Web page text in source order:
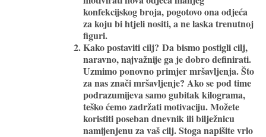
konfekcijskog broja, pogotovo ona odjeća
za koju bi htjeli nositi, a ne laska trenutnoj
figuri.
Kako postaviti cilj? Da bismo postigli cilj,
naravno, najvažnije ga je dobro definirati.
Uzmimo ponovno primjer mršavljenja. Što
za nas znači mršavljenje? Ako se pod time
podrazumijeva samo gubitak kilograma,
teško ćemo zadržati motivaciju. Možete
koristitiposeban dnevnik ili bilježnicu
namijenjenu za vaš cilj. Stoga napišite vrlo